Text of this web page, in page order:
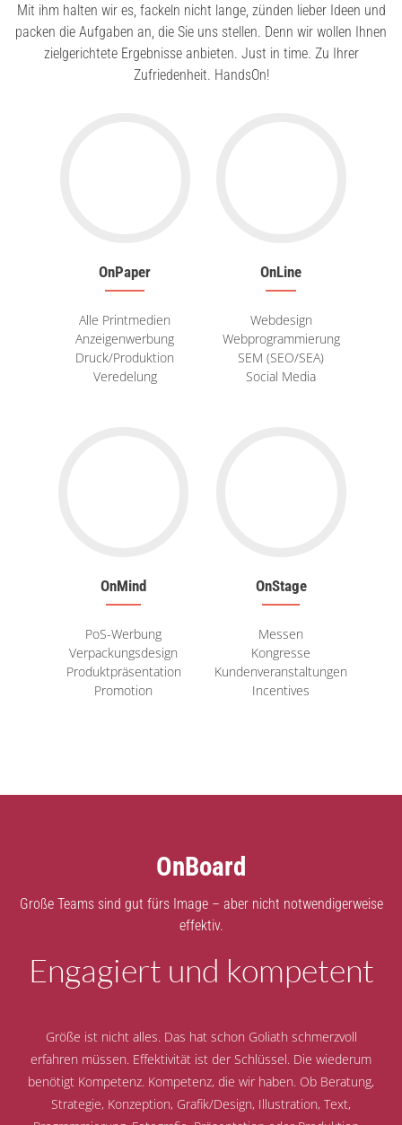
Mit ihm halten wir es, fackeln nicht lange, zünden lieber Ideen und
packen die Aufgaben an, die Sie uns stellen. Denn wir wollen Ihnen
zielgerichtete Ergebnisse anbieten. Just in time. Zu Ihrer
Zufriedenheit. HandsOn!
OnPaper
Alle Printmedien
Anzeigenwerbung
Druck/Produktion
Veredelung
OnLine
Webdesign
Webprogrammierung
SEM (SEO/SEA)
Social Media
OnMind
PoS-Werbung
Verpackungsdesign
Produktpräsentation
Promotion
OnStage
Messen
Kongresse
Kundenveranstaltungen
Incentives
OnBoard
Große Teams sind gut fürs Image – aber nicht notwendigerweise
effektiv.
Engagiert und kompetent
Größe ist nicht alles. Das hat schon Goliath schmerzvoll
erfahren müssen. Effektivität ist der Schlüssel. Die wiederum
benötigt Kompetenz. Kompetenz, die wir haben. Ob Beratung,
Strategie, Konzeption, Grafik/Design, Illustration, Text,